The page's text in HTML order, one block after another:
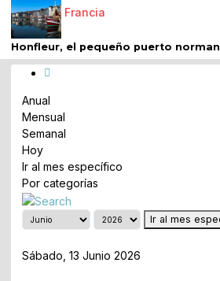
Francia
Honfleur, el pequeño puerto
Anual
Mensual
Semanal
Hoy
Ir al mes específico
Por categorías
Ir al mes
Sábado, 13 Junio 2026